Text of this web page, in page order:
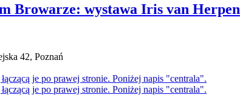
Browarze: wystawa Iris van Herpen
42, Poznań